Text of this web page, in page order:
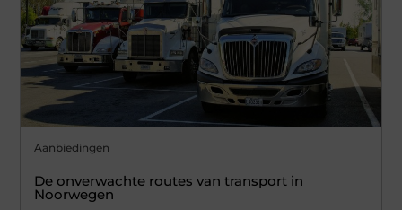
Aanbiedingen
De onverwachte routes van transport in
Noorwegen